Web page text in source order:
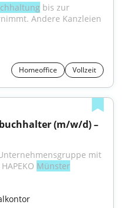
bis zur
Andere Kanzleien
Homeoffice Vollzeit
(m/w/d) –
mit
Münster